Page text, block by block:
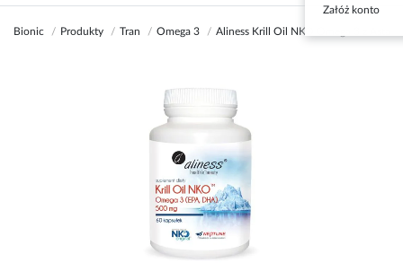
Załóż konto
Bionic Produkty Tran Omega 3 Aliness Krill Oil NKO Omega 3 z